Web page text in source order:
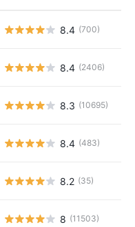
8.4 (700)
8.4 (2406)
8.3 (10695)
8.4 (483)
8.2 (35)
8 (11503)